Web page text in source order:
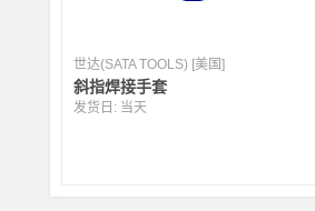
世达(SATA TOOLS) [美国]
斜指焊接手套
发货日: 当天